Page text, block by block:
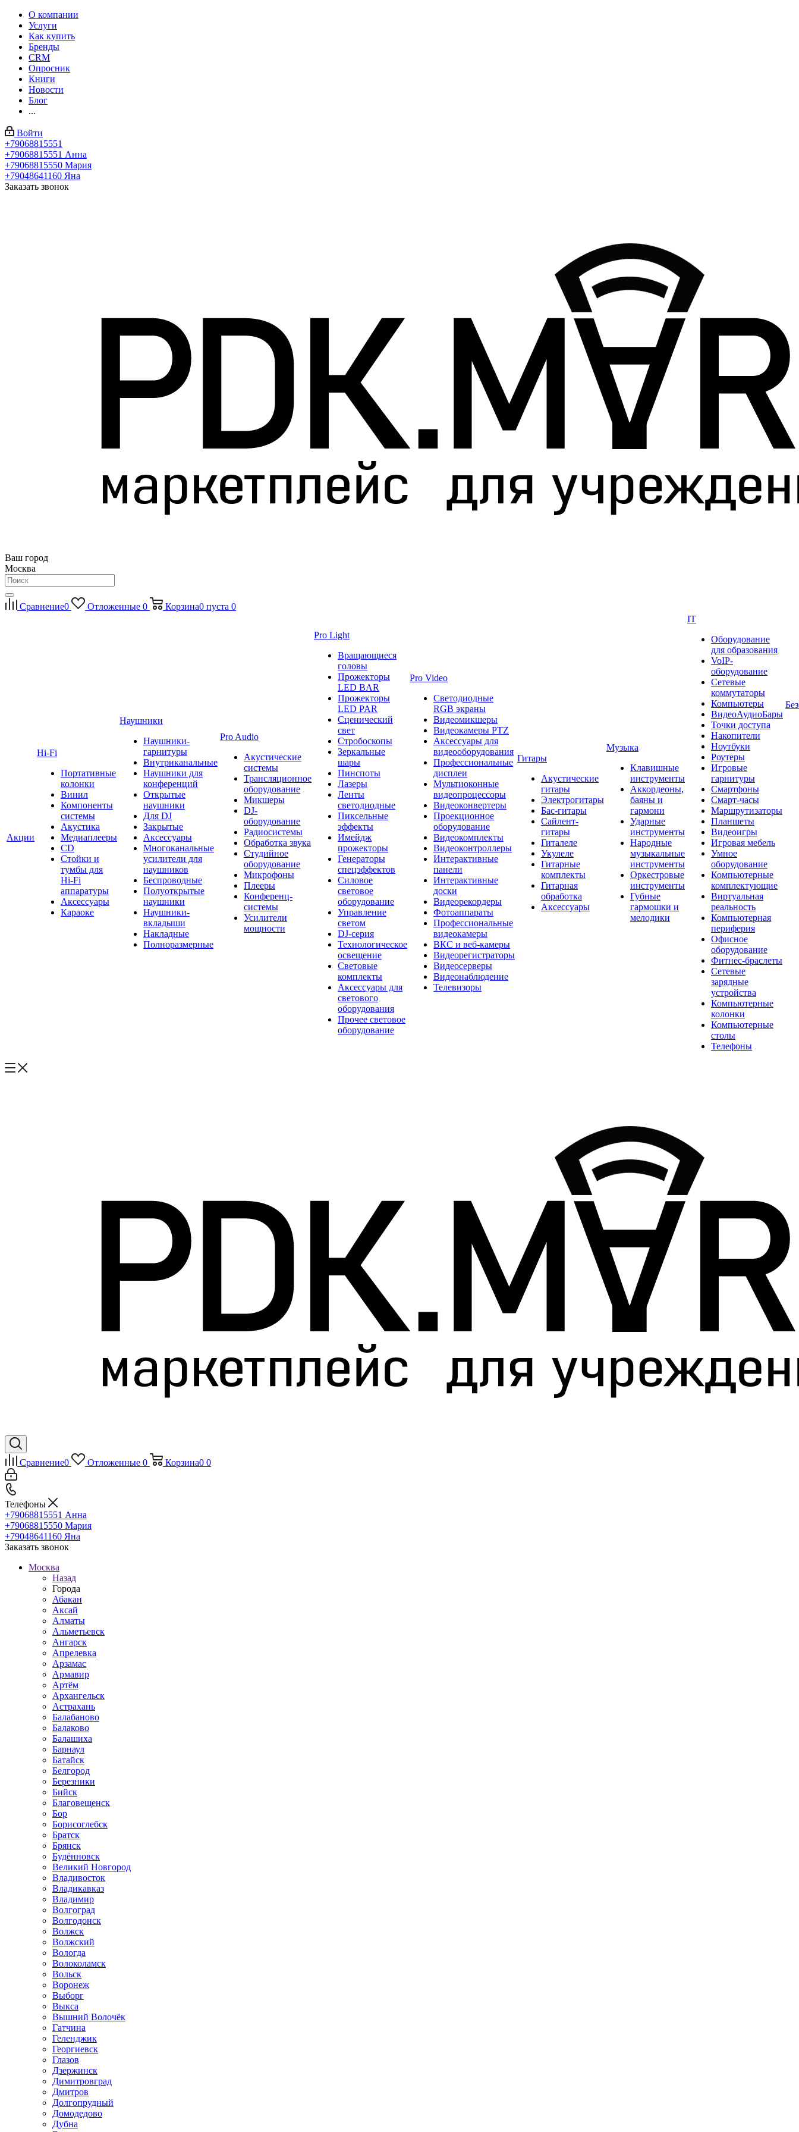
О компании
Услуги
Как купить
Бренды
CRM
Опросник
Книги
Новости
Блог
...
Войти
+79068815551
+79068815551 Анна
+79068815550 Мария
+79048641160 Яна
Заказать звонок
Ваш город
Москва
Сравнение0 Отложенные 0 Корзина0 пуста 0
Акции
Hi-Fi
Портативные
колонки
Винил
Компоненты
системы
Акустика
Медиаплееры
CD
Стойки и
тумбы для
Hi-Fi
аппаратуры
Аксессуары
Караоке
Наушники
Наушники-
гарнитуры
Внутриканальные
Наушники для
конференций
Открытые
наушники
Для DJ
Закрытые
Аксессуары
Многоканальные
усилители для
наушников
Беспроводные
Полуоткрытые
наушники
Наушники-
вкладыши
Накладные
Полноразмерные
Pro Audio
Акустические
системы
Трансляционное
оборудование
Микшеры
DJ-
оборудование
Радиосистемы
Обработка звука
Студийное
оборудование
Микрофоны
Плееры
Конференц-
системы
Усилители
мощности
Pro Light
Вращающиеся
головы
Прожекторы
LED BAR
Прожекторы
LED PAR
Сценический
свет
Стробоскопы
Зеркальные
шары
Пинспоты
Лазеры
Ленты
светодиодные
Пиксельные
эффекты
Имейдж
прожекторы
Генераторы
спецэффектов
Силовое
световое
оборудование
Управление
светом
DJ-серия
Технологическое
освещение
Световые
комплекты
Аксессуары для
светового
оборудования
Прочее световое
оборудование
Pro Video
Светодиодные
RGB экраны
Видеомикшеры
Видеокамеры PTZ
Аксессуары для
видеооборудования
Профессиональные
дисплеи
Мультиоконные
видеопроцессоры
Видеоконвертеры
Проекционное
оборудование
Видеокомплекты
Видеоконтроллеры
Интерактивные
панели
Интерактивные
доски
Видеорекордеры
Фотоаппараты
Профессиональные
видеокамеры
ВКС и веб-камеры
Видеорегистраторы
Видеосерверы
Видеонаблюдение
Телевизоры
Гитары
Акустические
гитары
Электрогитары
Бас-гитары
Сайлент-
гитары
Гиталеле
Укулеле
Гитарные
комплекты
Гитарная
обработка
Аксессуары
Музыка
Клавишные
инструменты
Аккордеоны,
баяны и
гармони
Ударные
инструменты
Народные
музыкальные
инструменты
Оркестровые
инструменты
Губные
гармошки и
мелодики
IT
Оборудование
для образования
VoIP-
оборудование
Сетевые
коммутаторы
Компьютеры
ВидеоАудиоБары
Точки доступа
Накопители
Ноутбуки
Роутеры
Игровые
гарнитуры
Смартфоны
Смарт-часы
Маршрутизаторы
Планшеты
Видеоигры
Игровая мебель
Умное
оборудование
Компьютерные
комплектующие
Виртуальная
реальность
Компьютерная
периферия
Офисное
оборудование
Фитнес-браслеты
Сетевые
зарядные
устройства
Компьютерные
колонки
Компьютерные
столы
Телефоны
Сравнение0 Отложенные 0 Корзина0 0
Телефоны
+79068815551 Анна
+79068815550 Мария
+79048641160 Яна
Заказать звонок
Москва
Назад
Города
Абакан
Аксай
Алматы
Альметьевск
Ангарск
Апрелевка
Арзамас
Армавир
Артём
Архангельск
Астрахань
Балабаново
Балаково
Балашиха
Барнаул
Батайск
Белгород
Березники
Бийск
Благовещенск
Бор
Борисоглебск
Братск
Брянск
Будённовск
Великий Новгород
Владивосток
Владикавказ
Владимир
Волгоград
Волгодонск
Волжск
Волжский
Вологда
Волоколамск
Вольск
Воронеж
Выборг
Выкса
Вышний Волочёк
Гатчина
Геленджик
Георгиевск
Глазов
Дзержинск
Димитровград
Дмитров
Долгопрудный
Домодедово
Дубна